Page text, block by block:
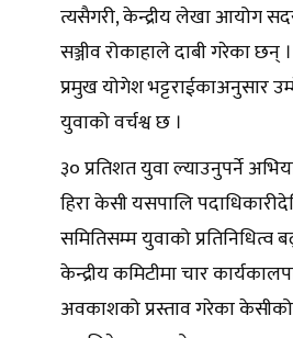
त्यसैगरी, केन्द्रीय लेखा आयोग
सञ्जीव रोकाहाले दाबी गरेका छन्
प्रमुख योगेश भट्टराईकाअनुसार
युवाको वर्चश्व छ ।
३० प्रतिशत युवा ल्याउनुपर्ने
हिरा केसी यसपालि
समितिसम्म युवाको प्रतिनिधित्व
केन्द्रीय कमिटीमा चार
अवकाशको प्रस्ताव गरेका